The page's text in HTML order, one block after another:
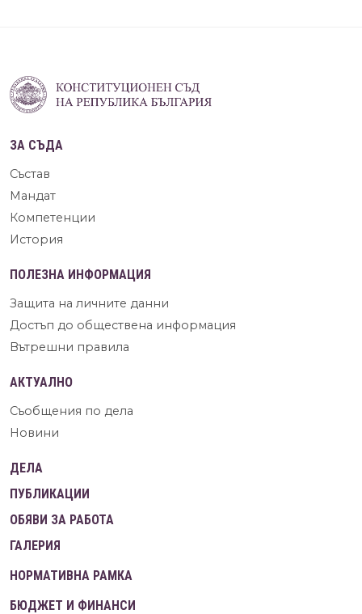
ЗА СЪДА
Състав
Мандат
Компетенции
История
ПОЛЕЗНА ИНФОРМАЦИЯ
Защита на личните данни
Достъп до обществена информация
Вътрешни правила
АКТУАЛНО
Съобщения по дела
Новини
ДЕЛА
ПУБЛИКАЦИИ
ОБЯВИ ЗА РАБОТА
ГАЛЕРИЯ
НОРМАТИВНА РАМКА
БЮДЖЕТ И ФИНАНСИ